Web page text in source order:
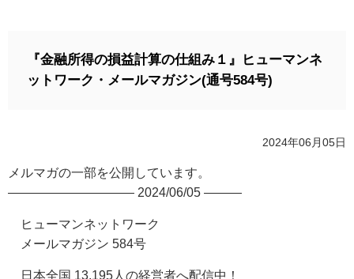
『金融所得の損益計算の仕組み１』ヒューマンネ
ットワーク・メールマガジン(通号584号)
2024年06月05日
メルマガの一部を公開しています。
—————————— 2024/06/05 ———
ヒューマンネットワーク
メールマガジン 584号
日本全国 13,195人の経営者へ配信中！